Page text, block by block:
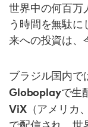
世界中の何百
う時間を無駄
来への投資は、
ブラジル国内で
Globoplayで生
ViX（アメリカ